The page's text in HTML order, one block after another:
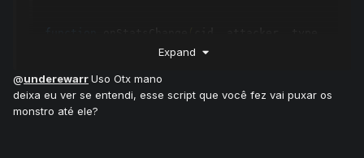
local pos = {x = 979
Expand
@underewarrUso Otx mano
deixa eu ver se entendi, esse script que você fez vai puxar os
monstro até ele?